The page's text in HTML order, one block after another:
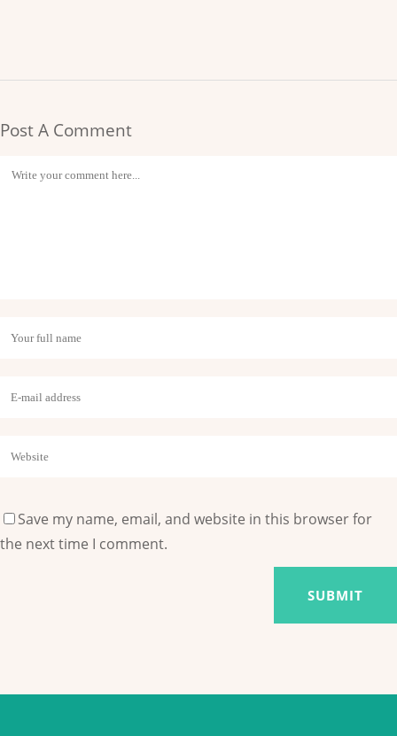
Post A Comment
Save my name, email, and website in this browser for
the next time I comment.